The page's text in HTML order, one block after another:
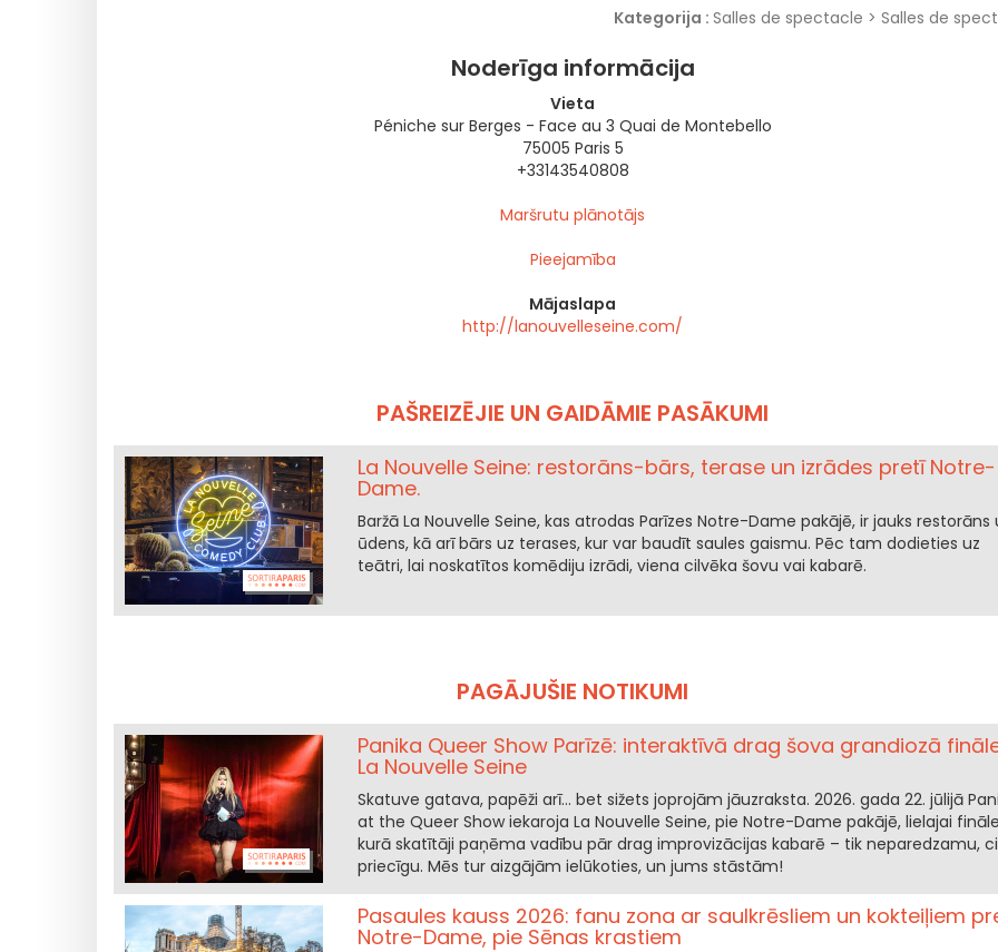
Kategorija : Salles de spectacle > Salles de
Noderīga informācija
Vieta
Péniche sur Berges - Face au 3 Quai de Montebello
75005 Paris 5
+33143540808
Maršrutu plānotājs
Pieejamība
Mājaslapa
http://lanouvelleseine.com/
PAŠREIZĒJIE UN GAIDĀMIE PASĀKUMI
La Nouvelle Seine: restorāns-bārs, terase un izrādes pretī Notre-
Dame.
Baržā La Nouvelle Seine, kas atrodas Parīzes Notre-Dame pakājē, ir jauks restorāns
ūdens, kā arī bārs uz terases, kur var baudīt saules gaismu. Pēc tam dodieties uz
teātri, lai noskatītos komēdiju izrādi, viena cilvēka šovu vai kabarē.
PAGĀJUŠIE NOTIKUMI
Panika Queer Show Parīzē: interaktīvā drag šova grandiozā
La Nouvelle Seine
Skatuve gatava, papēži arī… bet sižets joprojām jāuzraksta. 2026. gada 22. jūlijā
at the Queer Show iekaroja La Nouvelle Seine, pie Notre-Dame pakājē, lielajai
kurā skatītāji paņēma vadību pār drag improvizācijas kabarē – tik neparedzamu,
priecīgu. Mēs tur aizgājām ielūkoties, un jums stāstām!
Pasaules kauss 2026: fanu zona ar saulkrēsliem un kokteiļiem
Notre-Dame, pie Sēnas krastiem